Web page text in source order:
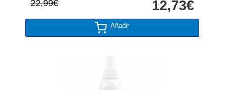
22,99€ 12,73€
Añadir